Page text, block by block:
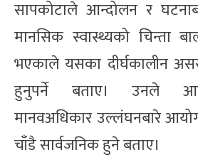
सापकोटाले आन्दोलन र
मानसिक स्वास्थ्यको चिन्ता
भएकाले यसका दीर्घकालीन
हुनुपर्ने बताए। उनले
मानवअधिकार उल्लंघनबारे
चाँडै सार्वजनिक हुने बताए।